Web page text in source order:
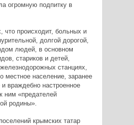
огромную подпитку в
происходит, больных и
долгой дорогой,
людей, в основном
стариков и детей,
станциях,
местное население, заранее
и враждебно настроенное
ним «предателей
родины».
крымских татар